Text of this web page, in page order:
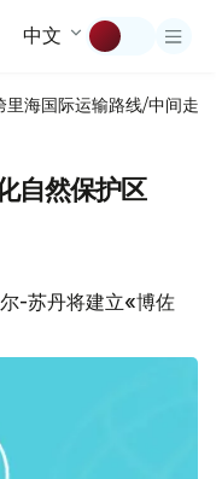
中文
里海国际运输路线/中间走廊
自然保护区
-苏丹将建立«博佐